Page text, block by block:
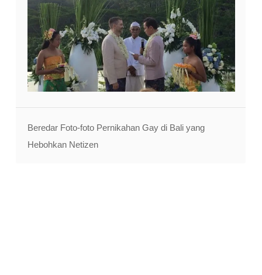
Beredar Foto-foto Pernikahan Gay di Bali yang
Hebohkan Netizen